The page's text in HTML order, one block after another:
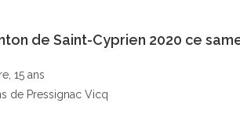
de Saint-Cyprien 2020 ce
15 ans
de Pressignac Vicq